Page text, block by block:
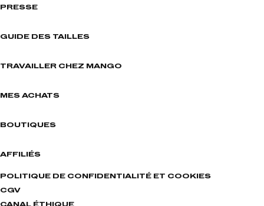
PRESSE
GUIDE DES TAILLES
TRAVAILLER CHEZ MANGO
MES ACHATS
BOUTIQUES
AFFILIÉS
POLITIQUE DE CONFIDENTIALITÉ ET COOKIES
CGV